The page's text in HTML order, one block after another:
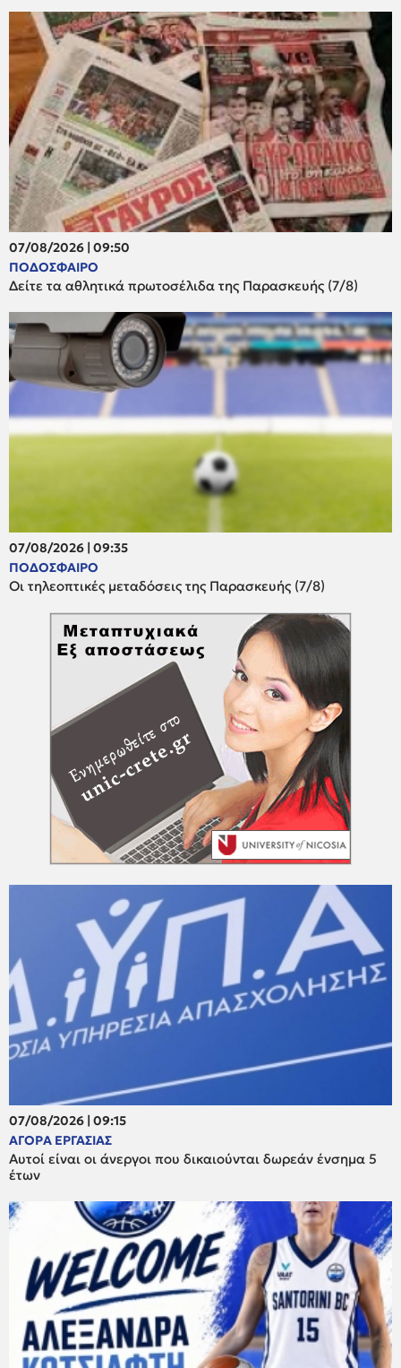
07/08/2026 | 09:50
ΠΟΔΟΣΦΑΙΡΟ
Δείτε τα αθλητικά πρωτοσέλιδα της Παρασκευής (7/8)
07/08/2026 | 09:35
ΠΟΔΟΣΦΑΙΡΟ
Οι τηλεοπτικές μεταδόσεις της Παρασκευής (7/8)
07/08/2026 | 09:15
ΑΓΟΡΑ ΕΡΓΑΣΙΑΣ
Αυτοί είναι οι άνεργοι που δικαιούνται δωρεάν ένσημα 5
έτων